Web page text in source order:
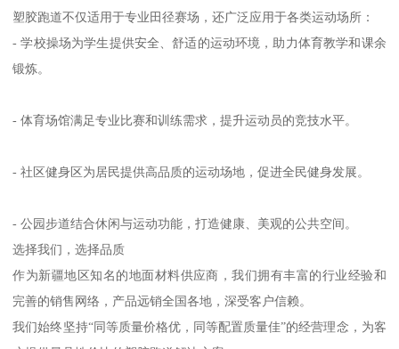
塑胶跑道不仅适用于专业田径赛场，还广泛应用于各类运动场所：
- 学校操场为学生提供安全、舒适的运动环境，助力体育教学和课余
锻炼。
- 体育场馆满足专业比赛和训练需求，提升运动员的竞技水平。
- 社区健身区为居民提供高品质的运动场地，促进全民健身发展。
- 公园步道结合休闲与运动功能，打造健康、美观的公共空间。
选择我们，选择品质
作为新疆地区知名的地面材料供应商，我们拥有丰富的行业经验和
完善的销售网络，产品远销全国各地，深受客户信赖。
我们始终坚持“同等质量价格优，同等配置质量佳”的经营理念，为客